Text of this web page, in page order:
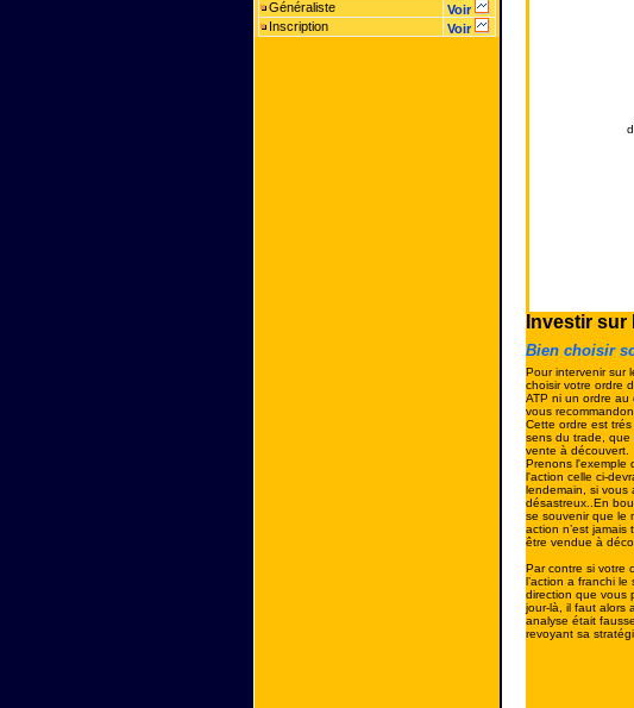
Généraliste
Voir
Inscription
Voir
Investir
Bien choisir
Pour intervenir sur
choisir votre ordre
ATP ni un ordre au
vous
Cette ordre est
sens du trade, que
vente à découvert.
Prenons l'exemple
l'action celle ci-
lendemain, si vous
désastreux..En
se souvenir que le
action n’est
être vendue à
Par contre si votre
l’action a franchi
direction que vous
jour-là, il faut alors
analyse était
revoyant sa